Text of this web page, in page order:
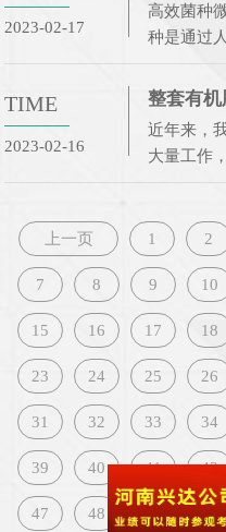
2023-02-17
高效菌种
种是通过
以及针对
验后获得
TIME
2023-02-16
近年来，
大量工作
餐厨垃圾
上一页
1 2
7 8 9 10
15 16 17 18
23 24 25 26
31 32 33 34
39 40 41 42
47 48 49 50